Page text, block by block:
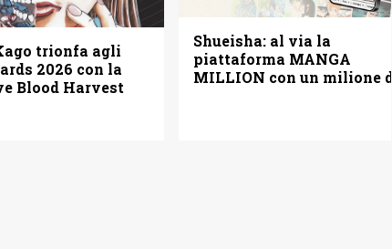
trionfa agli
2026 con la
Blood Harvest
Shueisha: al via la
piattaforma MANGA
MILLION con un milione di